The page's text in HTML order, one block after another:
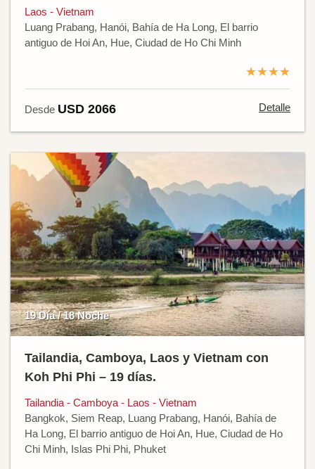
Laos - Vietnam
Luang Prabang, Hanói, Bahía de Ha Long, El barrio
antiguo de Hoi An, Hue, Ciudad de Ho Chi Minh
★★★★
Desde USD 2066 Detalle
19 Día / 18 Noche
Tailandia, Camboya, Laos y Vietnam con
Koh Phi Phi – 19 días.
Tailandia - Camboya - Laos - Vietnam
Bangkok, Siem Reap, Luang Prabang, Hanói, Bahía de
Ha Long, El barrio antiguo de Hoi An, Hue, Ciudad de Ho
Chi Minh, Islas Phi Phi, Phuket